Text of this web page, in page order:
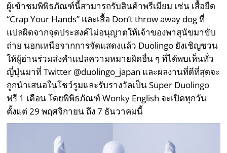
ผู้เข้าชมพิพิธภัณฑ์นี้สามารถรับสินค้าพรีเมียม เช่น เสื้อยืด
“Crap Your Hands” และเสื้อ Don’t throw away dog ที่
แปลผิดจากจุดประสงค์ไม่อนุญาตให้เจ้าของพาสุนัขมาขับ
ถ่าย นอกเหนือจากการจัดแสดงแล้ว Duolingo ยังเชิญชวน
ให้ผู้อ่านร่วมส่งคำแปลความหมายผิดอื่น ๆ ที่ได้พบเห็นทั่ว
ญี่ปุ่นมาที่ Twitter @duolingo_japan และผลงานที่ดีที่สุดจะ
ถูกนำเสนอในโชว์รูมและรับรางวัลเป็น Super Duolingo
ฟรี 1 เดือน โดยพิพิธภัณฑ์ Wonky English จะเปิดทุกวัน
ตั้งแต่ 29 พฤศจิกายน ถึง 7 ธันวาคมนี้